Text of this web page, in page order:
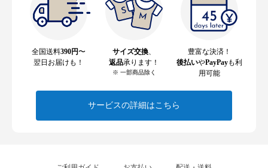
全国送料390円〜
翌日お届けも！
サイズ交換
返品承ります！
※ 一部商品除く
豊富な決済！
後払いやPayPayも利
用可能
サービスの詳細はこちら